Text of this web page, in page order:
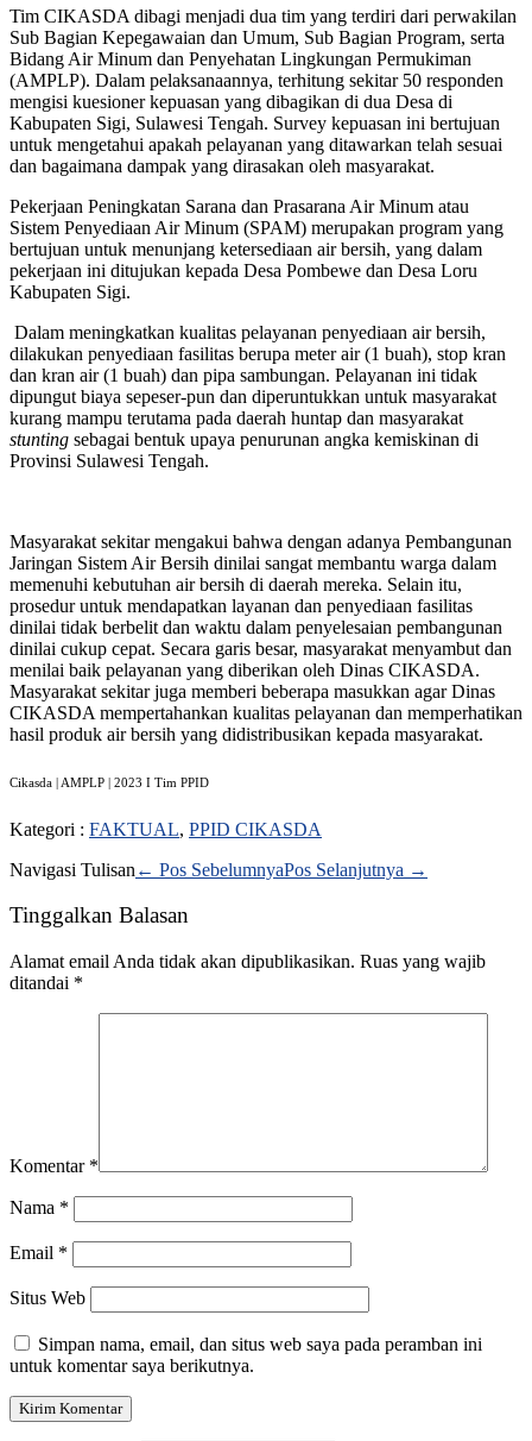
Tim CIKASDA dibagi menjadi dua tim yang terdiri dari perwakilan
Sub Bagian Kepegawaian dan Umum, Sub Bagian Program, serta
Bidang Air Minum dan Penyehatan Lingkungan Permukiman
(AMPLP). Dalam pelaksanaannya, terhitung sekitar 50 responden
mengisi kuesioner kepuasan yang dibagikan di dua Desa di
Kabupaten Sigi, Sulawesi Tengah. Survey kepuasan ini bertujuan
untuk mengetahui apakah pelayanan yang ditawarkan telah sesuai
dan bagaimana dampak yang dirasakan oleh masyarakat.
Pekerjaan Peningkatan Sarana dan Prasarana Air Minum atau
Sistem Penyediaan Air Minum (SPAM) merupakan program yang
bertujuan untuk menunjang ketersediaan air bersih, yang dalam
pekerjaan ini ditujukan kepada Desa Pombewe dan Desa Loru
Kabupaten Sigi.
Dalam meningkatkan kualitas pelayanan penyediaan air bersih,
dilakukan penyediaan fasilitas berupa meter air (1 buah), stop kran
dan kran air (1 buah) dan pipa sambungan. Pelayanan ini tidak
dipungut biaya sepeser-pun dan diperuntukkan untuk masyarakat
kurang mampu terutama pada daerah huntap dan masyarakat
stunting sebagai bentuk upaya penurunan angka kemiskinan di
Provinsi Sulawesi Tengah.
Masyarakat sekitar mengakui bahwa dengan adanya Pembangunan
Jaringan Sistem Air Bersih dinilai sangat membantu warga dalam
memenuhi kebutuhan air bersih di daerah mereka. Selain itu,
prosedur untuk mendapatkan layanan dan penyediaan fasilitas
dinilai tidak berbelit dan waktu dalam penyelesaian pembangunan
dinilai cukup cepat. Secara garis besar, masyarakat menyambut dan
menilai baik pelayanan yang diberikan oleh Dinas CIKASDA.
Masyarakat sekitar juga memberi beberapa masukkan agar Dinas
CIKASDA mempertahankan kualitas pelayanan dan memperhatikan
hasil produk air bersih yang didistribusikan kepada masyarakat.
Cikasda | AMPLP | 2023 I Tim PPID
Kategori : FAKTUAL, PPID CIKASDA
Navigasi Tulisan ← Pos SebelumnyaPos Selanjutnya →
Tinggalkan Balasan
Alamat email Anda tidak akan dipublikasikan. Ruas yang wajib
ditandai *
Komentar *
Nama *
Email *
Situs Web
Simpan nama, email, dan situs web saya pada peramban ini
untuk komentar saya berikutnya.